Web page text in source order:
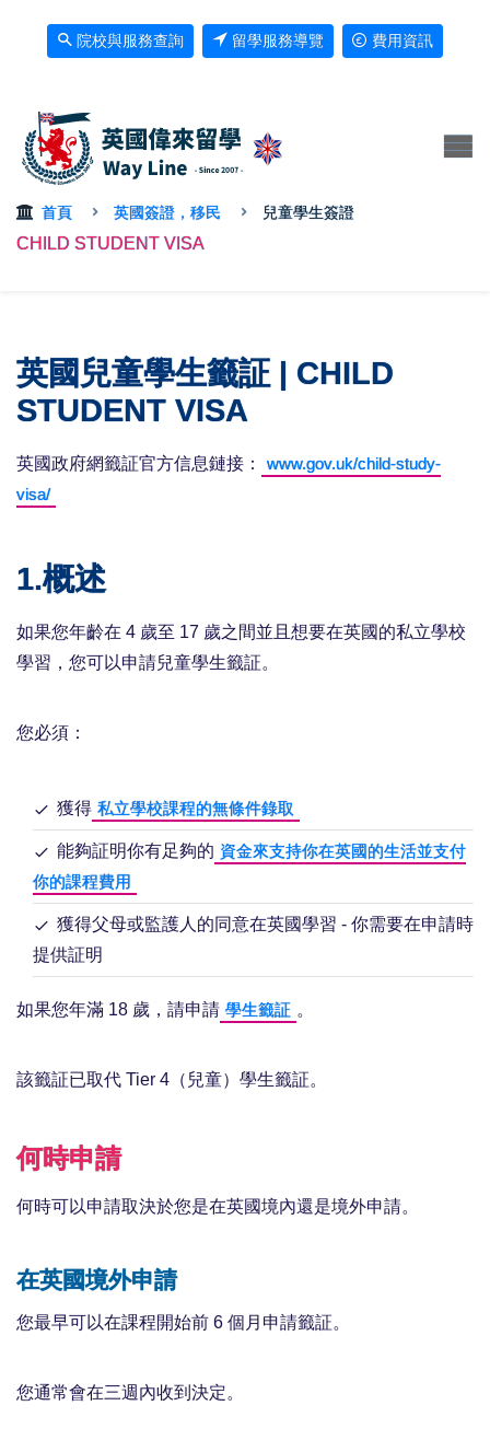
院校與服務查詢 留學服務導覽 費用資訊
首頁 英國簽證，移民 兒童學生簽證
CHILD STUDENT VISA
英國兒童學生籤証 | CHILD
STUDENT VISA
英國政府網籤証官方信息鏈接：
www.gov.uk/child-study-
visa/
1.概述
如果您年齡在 4 歲至 17 歲之間並且想要在英國的私立學校
學習，您可以申請兒童學生籤証。
您必須：
獲得 私立學校課程的無條件錄取
能夠証明你有足夠的 資金來支持你在英國的生活並支付
你的課程費用
獲得父母或監護人的同意在英國學習 - 你需要在申請時
提供証明
如果您年滿 18 歲，請申請 學生籤証 。
該籤証已取代 Tier 4（兒童）學生籤証。
何時申請
何時可以申請取決於您是在英國境內還是境外申請。
在英國境外申請
您最早可以在課程開始前 6 個月申請籤証。
您通常會在三週內收到決定。